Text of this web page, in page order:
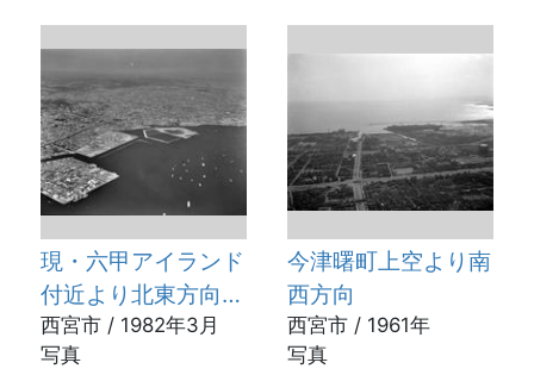
現・六甲アイランド
付近より北東方向を
望む
西宮市 / 1982年3月
写真
今津曙町上空より南
西方向
西宮市 / 1961年
写真